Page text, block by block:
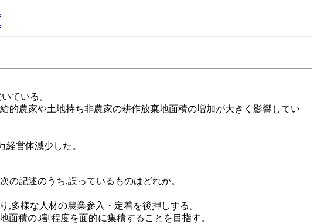
ている。
的農家や土地持ち非農家の耕作放棄地面積の増加が大きく影響してい
営体減少した。
の記述のうち,誤っているものはどれか。
多様な人材の農業参入・定着を後押しする。
積の3割程度を面的に集積することを目指す。